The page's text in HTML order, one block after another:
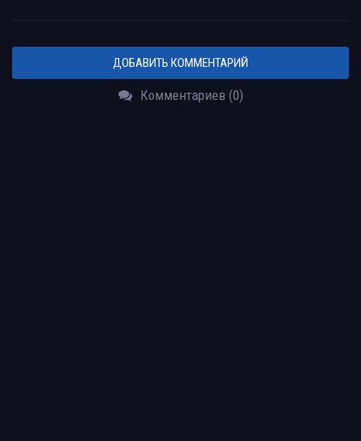
ДОБАВИТЬ КОММЕНТАРИЙ
Комментариев (0)